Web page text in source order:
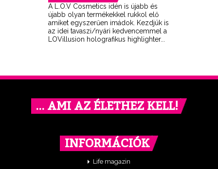
A L.O.V Cosmetics idén is újabb és
újabb olyan termékekkel rukkol elő
amiket egyszerűen imádok. Kezdjük is
az idei tavaszi/nyári kedvencemmel a
LOVillusion holografikus highlighter...
… AMI AZ ÉLETHEZ KELL!
INFORMÁCIÓK
Life magazin